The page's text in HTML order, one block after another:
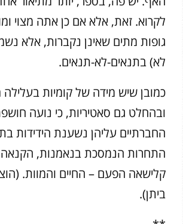
לקרוא. זאת, אלא אם כן אתה מצוי
גופות מתים שאינן נקברות, אלא
לא) בתנאים-לא-תנאים.
כמובן שיש מידה של קומיות בעלילה
ובהחלט גם סאטיריות, כי נועה
החברתיים עליהן נשענת הידידות
התחרות הנמסכת בנאמנות, הקנאה
קלישאה הפעם – החיים והמוות.
ביתן).